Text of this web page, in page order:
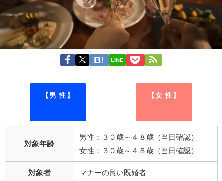
LINE
【男 性】 【女 性】
対象年齢
男性：３０歳～４８歳（当日確認）
女性：３０歳～４８歳（当日確認）
対象者 マナーの良い既婚者